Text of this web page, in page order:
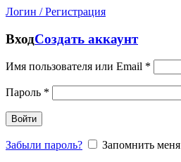
Логин / Регистрация
ВходСоздать аккаунт
Имя пользователя или Email *
Пароль *
Войти
Забыли пароль?
Запомнить меня